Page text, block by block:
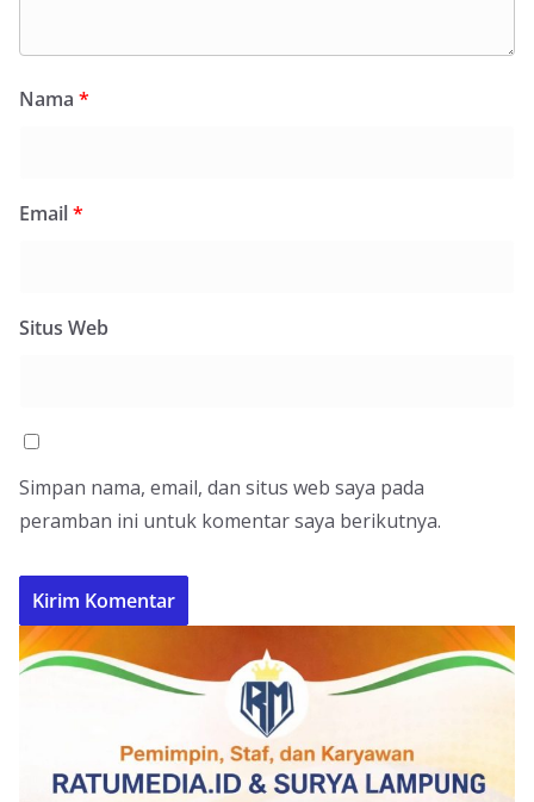
Nama *
Email*
Situs Web
Simpan nama, email, dan situs web saya pada
peramban ini untuk komentar saya berikutnya.